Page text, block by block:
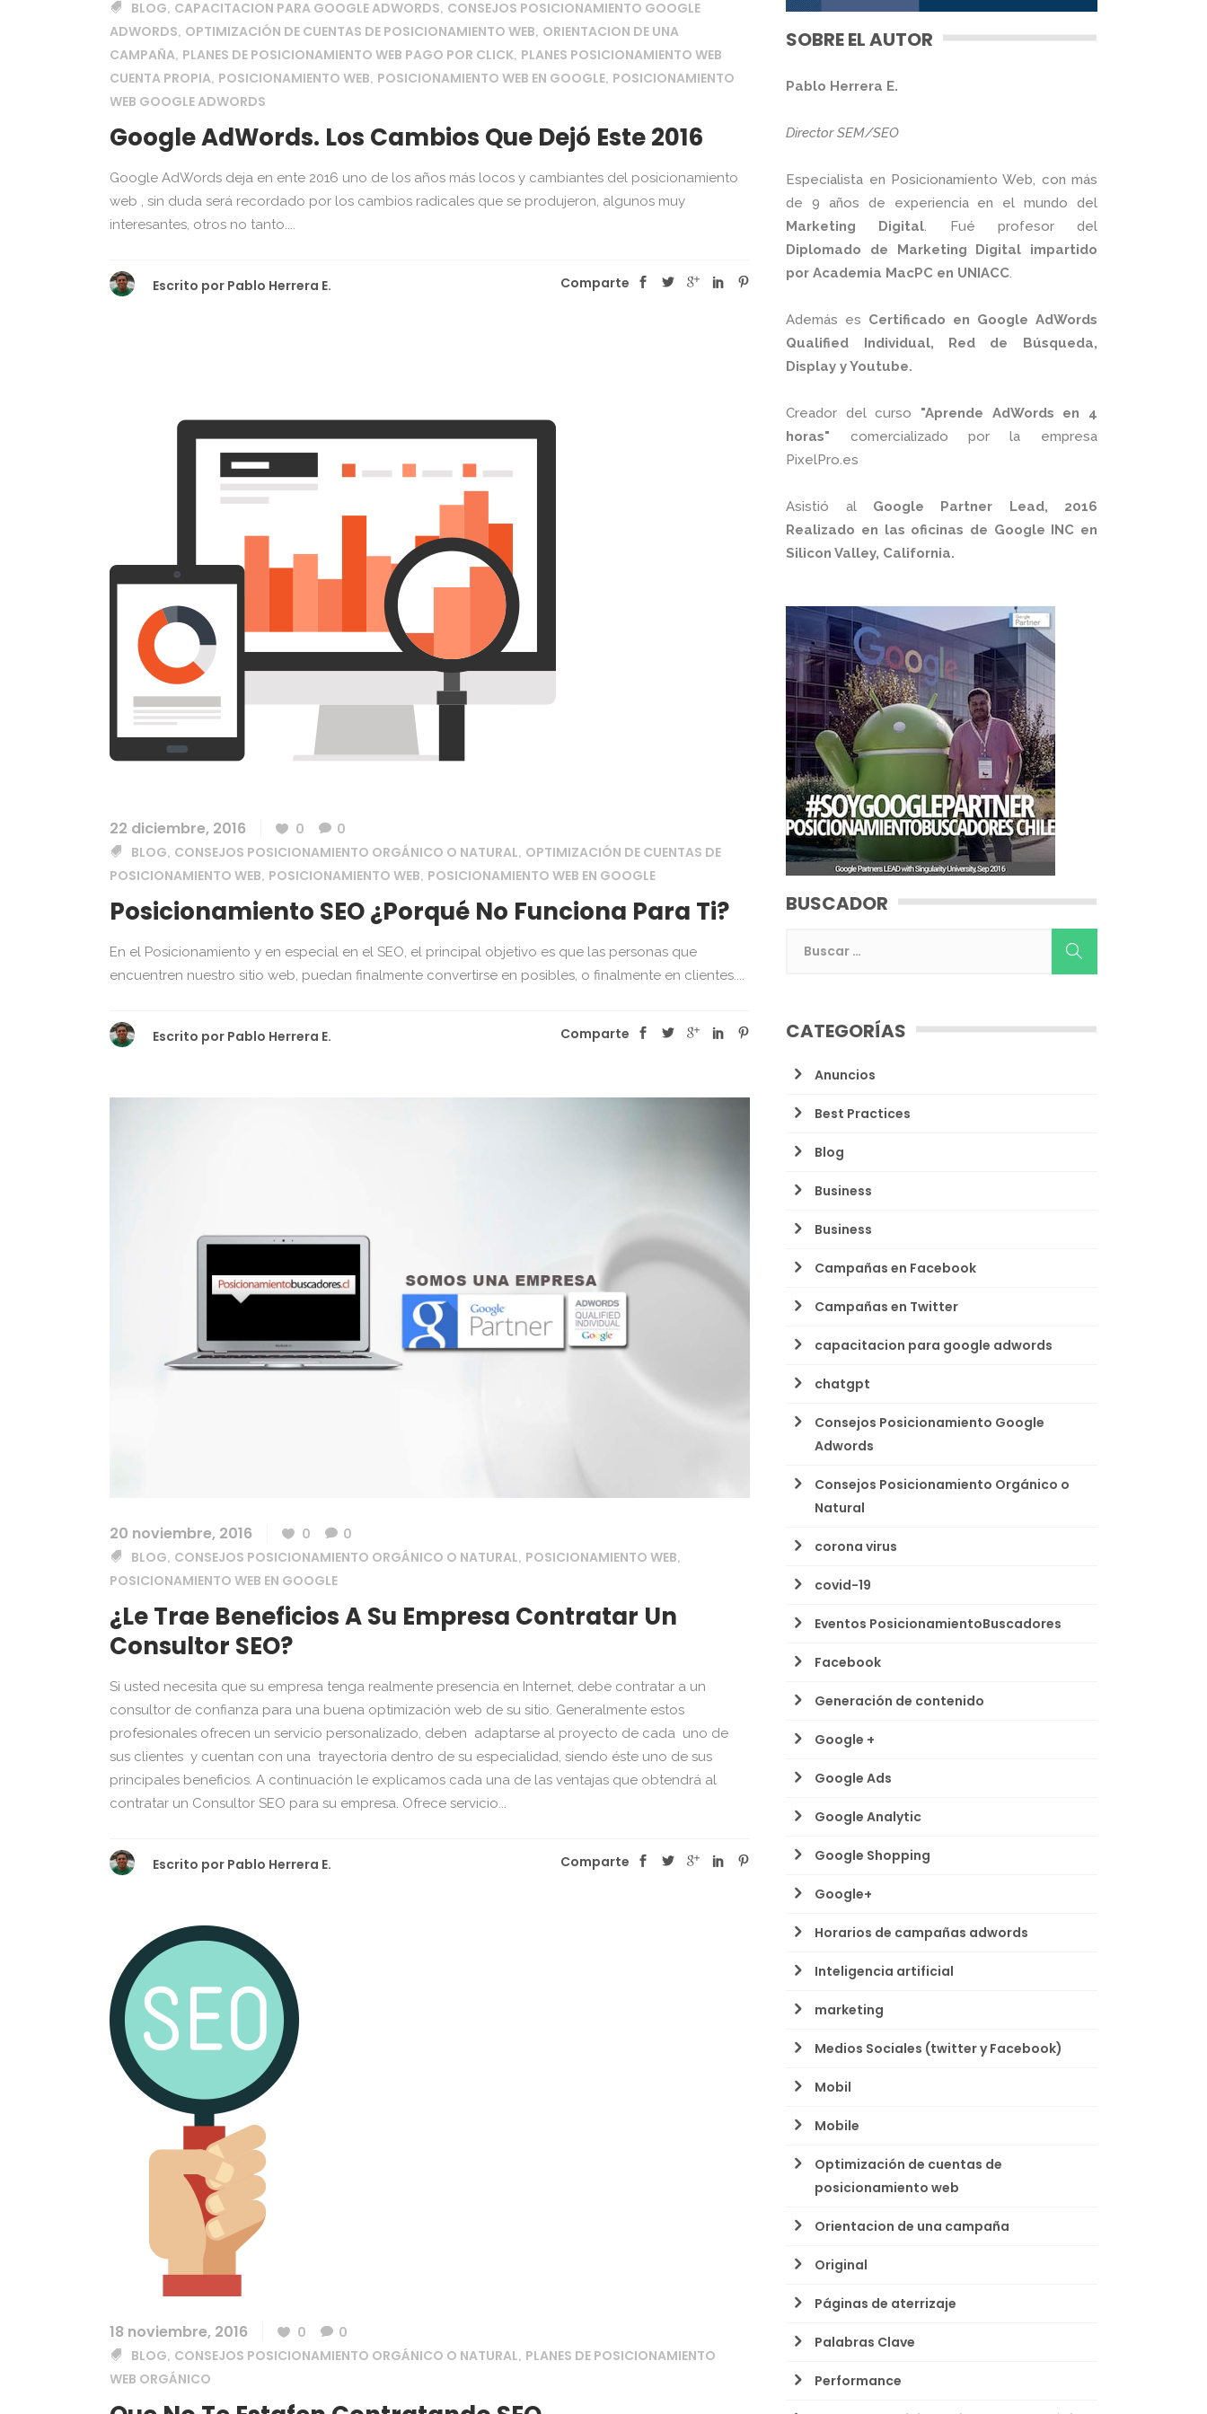
BLOG, CAPACITACION PARA GOOGLE ADWORDS, CONSEJOS POSICIONAMIENTO GOOGLE
ADWORDS, OPTIMIZACIÓN DE CUENTAS DE POSICIONAMIENTO WEB, ORIENTACION DE UNA
CAMPAÑA, PLANES DE POSICIONAMIENTO WEB PAGO POR CLICK, PLANES POSICIONAMIENTO WEB
CUENTA PROPIA, POSICIONAMIENTO WEB, POSICIONAMIENTO WEB EN GOOGLE, POSICIONAMIENTO
WEB GOOGLE ADWORDS
Google AdWords. Los Cambios Que Dejó Este 2016
Google AdWords deja en ente 2016 uno de los años más locos y cambiantes del posicionamiento
web , sin duda será recordado por los cambios radicales que se produjeron, algunos muy
interesantes, otros no tanto....
Escrito por Pablo Herrera E. Comparte
22 diciembre, 2016 0
0
BLOG, CONSEJOS POSICIONAMIENTO ORGÁNICO O NATURAL, OPTIMIZACIÓN DE CUENTAS DE
POSICIONAMIENTO WEB, POSICIONAMIENTO WEB, POSICIONAMIENTO WEB EN GOOGLE
Posicionamiento SEO ¿Porqué No Funciona Para Ti?
En el Posicionamiento y en especial en el SEO, el principal objetivo es que las personas que
encuentren nuestro sitio web, puedan finalmente convertirse en posibles, o finalmente en clientes....
Escrito por Pablo Herrera E. Comparte
20 noviembre, 2016 0
0
BLOG, CONSEJOS POSICIONAMIENTO ORGÁNICO O NATURAL, POSICIONAMIENTO WEB,
POSICIONAMIENTO WEB EN GOOGLE
¿Le Trae Beneficios A Su Empresa Contratar Un
Consultor SEO?
Si usted necesita que su empresa tenga realmente presencia en Internet, debe contratar a un
consultor de confianza para una buena optimización web de su sitio. Generalmente estos
profesionales ofrecen un servicio personalizado, deben adaptarse al proyecto de cada uno de
sus clientes y cuentan con una trayectoria dentro de su especialidad, siendo éste uno de sus
principales beneficios. A continuación le explicamos cada una de las ventajas que obtendrá al
contratar un Consultor SEO para su empresa. Ofrece servicio...
Escrito por Pablo Herrera E. Comparte
18 noviembre, 2016 0
0
BLOG, CONSEJOS POSICIONAMIENTO ORGÁNICO O NATURAL, PLANES DE POSICIONAMIENTO
WEB ORGÁNICO
SOBRE EL AUTOR
Pablo Herrera E.
Director SEM/SEO
Especialista en Posicionamiento Web, con más
de 9 años de experiencia en el mundo del
Marketing Digital. Fué profesor del
Diplomado de Marketing Digital impartido
por Academia MacPC en UNIACC.
Además es Certificado en Google AdWords
Qualified Individual, Red de Búsqueda,
Display y Youtube.
Creador del curso "Aprende AdWords en 4
horas" comercializado por la empresa
PixelPro.es
Asistió al Google Partner Lead, 2016
Realizado en las oficinas de Google INC en
Silicon Valley, California.
BUSCADOR
CATEGORÍAS
Anuncios
Best Practices
Blog
Business
Business
Campañas en Facebook
Campañas en Twitter
capacitacion para google adwords
chatgpt
Consejos Posicionamiento Google
Adwords
Consejos Posicionamiento Orgánico o
Natural
corona virus
covid-19
Eventos PosicionamientoBuscadores
Facebook
Generación de contenido
Google +
Google Ads
Google Analytic
Google Shopping
Google+
Horarios de campañas adwords
Inteligencia artificial
marketing
Medios Sociales (twitter y Facebook)
Mobil
Mobile
Optimización de cuentas de
posicionamiento web
Orientacion de una campaña
Original
Páginas de aterrizaje
Palabras Clave
Performance